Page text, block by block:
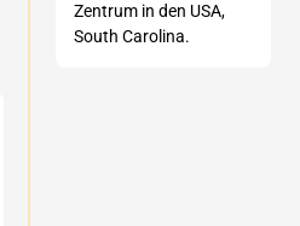
Zentrum in den USA,
South Carolina.